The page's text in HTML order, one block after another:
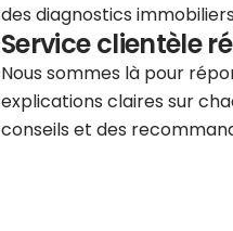
des diagnostics
Service clientèle
Nous sommes là pour
explications claires sur
conseils et des